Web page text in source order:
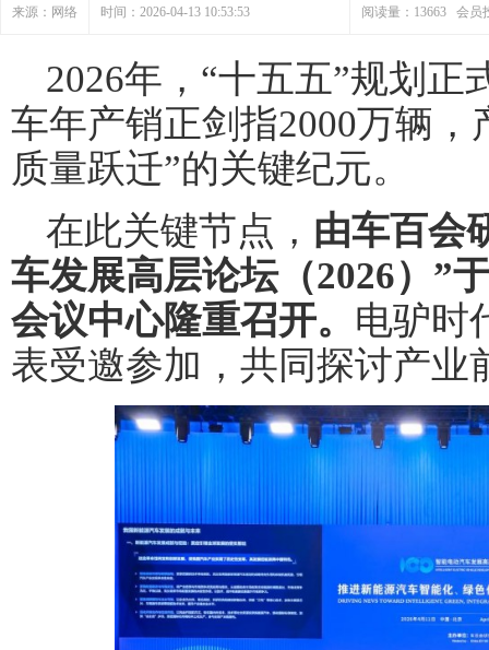
来源：网络 时间：2026-04-13 10:53:53 阅读量：13663 会员
2026年，“十五五”规划
车年产销正剑指2000万辆
质量跃迁”的关键纪元。
在此关键节点， 由车百会
车发展高层论坛（2026）”
会议中心隆重召开。 电驴时
表受邀参加，共同探讨产业